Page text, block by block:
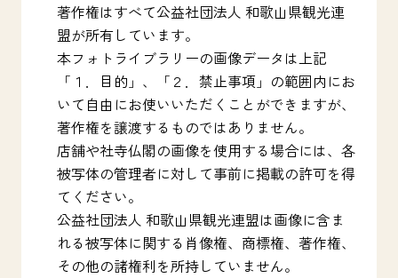
著作権はすべて公益社団法人 和歌山県観光連
盟が所有しています。
本フォトライブラリーの画像データは上記
「１．目的」、「２．禁止事項」の範囲内にお
いて自由にお使いいただくことができますが、
著作権を譲渡するものではありません。
店舗や社寺仏閣の画像を使用する場合には、各
被写体の管理者に対して事前に掲載の許可を得
てください。
公益社団法人 和歌山県観光連盟は画像に含ま
れる被写体に関する肖像権、商標権、著作権、
その他の諸権利を所持していません。